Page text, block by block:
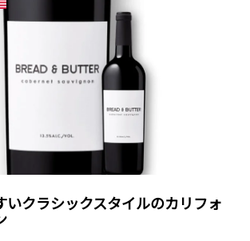
いクラシックスタイルのカリフォ